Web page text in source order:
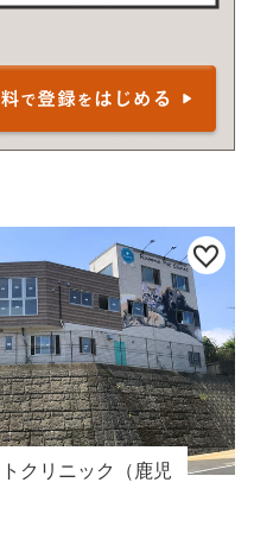
クリニック（鹿児